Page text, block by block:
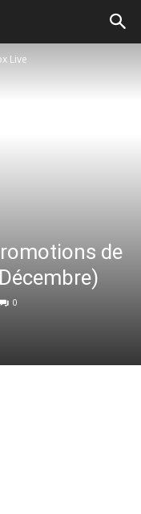
Live
de
0